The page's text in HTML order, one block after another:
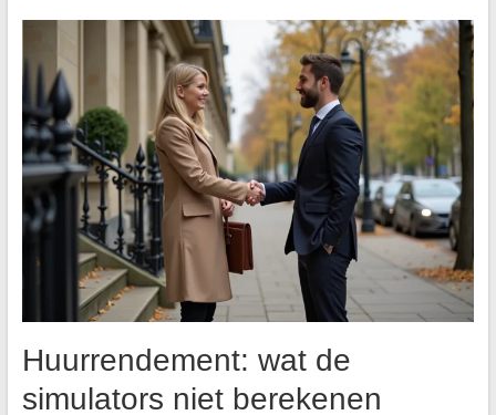
Huurrendement: wat de
simulators niet berekenen